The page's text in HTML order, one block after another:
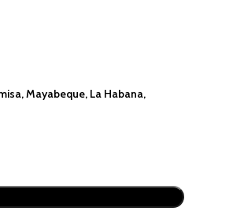
Mayabeque, La Habana,